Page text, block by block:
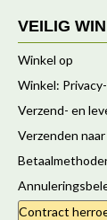
VEILIG
Winkel op
Winkel:
Verzend- en
Verzenden
Contract